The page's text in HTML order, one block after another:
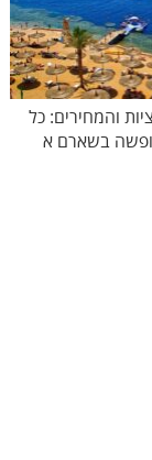
והמחירים: כל
בשארם א